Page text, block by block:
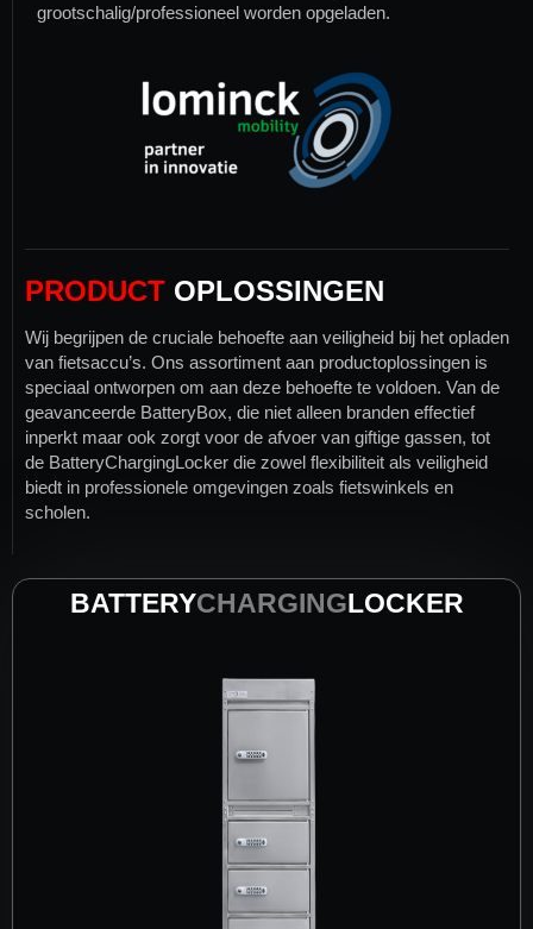
grootschalig/professioneel worden opgeladen.
PRODUCT OPLOSSINGEN
Wij begrijpen de cruciale behoefte aan veiligheid bij het opladen
van fietsaccu’s. Ons assortiment aan productoplossingen is
speciaal ontworpen om aan deze behoefte te voldoen. Van de
geavanceerde BatteryBox, die niet alleen branden effectief
inperkt maar ook zorgt voor de afvoer van giftige gassen, tot
de BatteryChargingLocker die zowel flexibiliteit als veiligheid
biedt in professionele omgevingen zoals fietswinkels en
scholen.
BATTERYCHARGINGLOCKER